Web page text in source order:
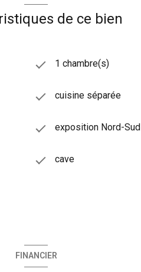
de ce bien
1 chambre(s)
cuisine séparée
exposition Nord-Sud
cave
FINANCIER